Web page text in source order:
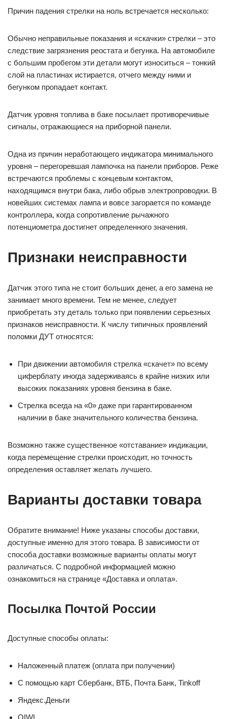
Причин падения стрелки на ноль встречается несколько:
Обычно неправильные показания и «скачки» стрелки – это
следствие загрязнения реостата и бегунка. На автомобиле
с большим пробегом эти детали могут износиться – тонкий
слой на пластинах истирается, отчего между ними и
бегунком пропадает контакт.
Датчик уровня топлива в баке посылает противоречивые
сигналы, отражающиеся на приборной панели.
Одна из причин неработающего индикатора минимального
уровня – перегоревшая лампочка на панели приборов. Реже
встречаются проблемы с концевым контактом,
находящимся внутри бака, либо обрыв электропроводки. В
новейших системах лампа и вовсе загорается по команде
контроллера, когда сопротивление рычажного
потенциометра достигнет определенного значения.
Признаки неисправности
Датчик этого типа не стоит больших денег, а его замена не
занимает много времени. Тем не менее, следует
приобретать эту деталь только при появлении серьезных
признаков неисправности. К числу типичных проявлений
поломки ДУТ относятся:
При движении автомобиля стрелка «скачет» по всему
циферблату иногда задерживаясь в крайне низких или
высоких показаниях уровня бензина в баке.
Стрелка всегда на «0» даже при гарантированном
наличии в баке значительного количества бензина.
Возможно также существенное «отставание» индикации,
когда перемещение стрелки происходит, но точность
определения оставляет желать лучшего.
Варианты доставки товара
Обратите внимание! Ниже указаны способы доставки,
доступные именно для этого товара. В зависимости от
способа доставки возможные варианты оплаты могут
различаться. С подробной информацией можно
ознакомиться на странице «Доставка и оплата».
Посылка Почтой России
Доступные способы оплаты:
Наложенный платеж (оплата при получении)
С помощью карт Сбербанк, ВТБ, Почта Банк, Tinkoff
Яндекс.Деньги